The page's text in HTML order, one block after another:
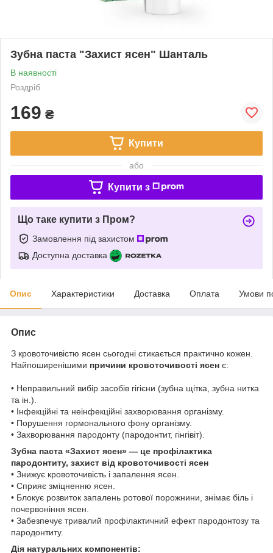
Зубна паста "Захист ясен" Шанталь
В наявності
Роздріб
169 ₴
Купити
або
Купити з
Що таке купити з Пром?
Замовлення під захистом
Доступна доставка
Опис Характеристики Доставка Оплата Умови
Опис
З кровоточивістю ясен сьогодні стикається практично кожен.
Найпоширенішими причини кровоточивості ясен є:
• Неправильний вибір засобів гігієни (зубна щітка, зубна нитка
та ін.).
• Інфекційні та неінфекційні захворювання організму.
• Порушення гормонального фону організму.
• Захворювання пародонту (пародонтит, гінгівіт).
Зубна паста «Захист ясен» — це профілактика
пародонтиту, захист від кровоточивості ясен
• Знижує кровоточивість і запалення ясен.
• Сприяє зміцненню ясен.
• Блокує розвиток запалень ротової порожнини, знімає біль і
почервоніння ясен.
• Забезпечує тривалий профілактичний ефект пародонтозу та
пародонтиту.
Дія натуральних компонентів: